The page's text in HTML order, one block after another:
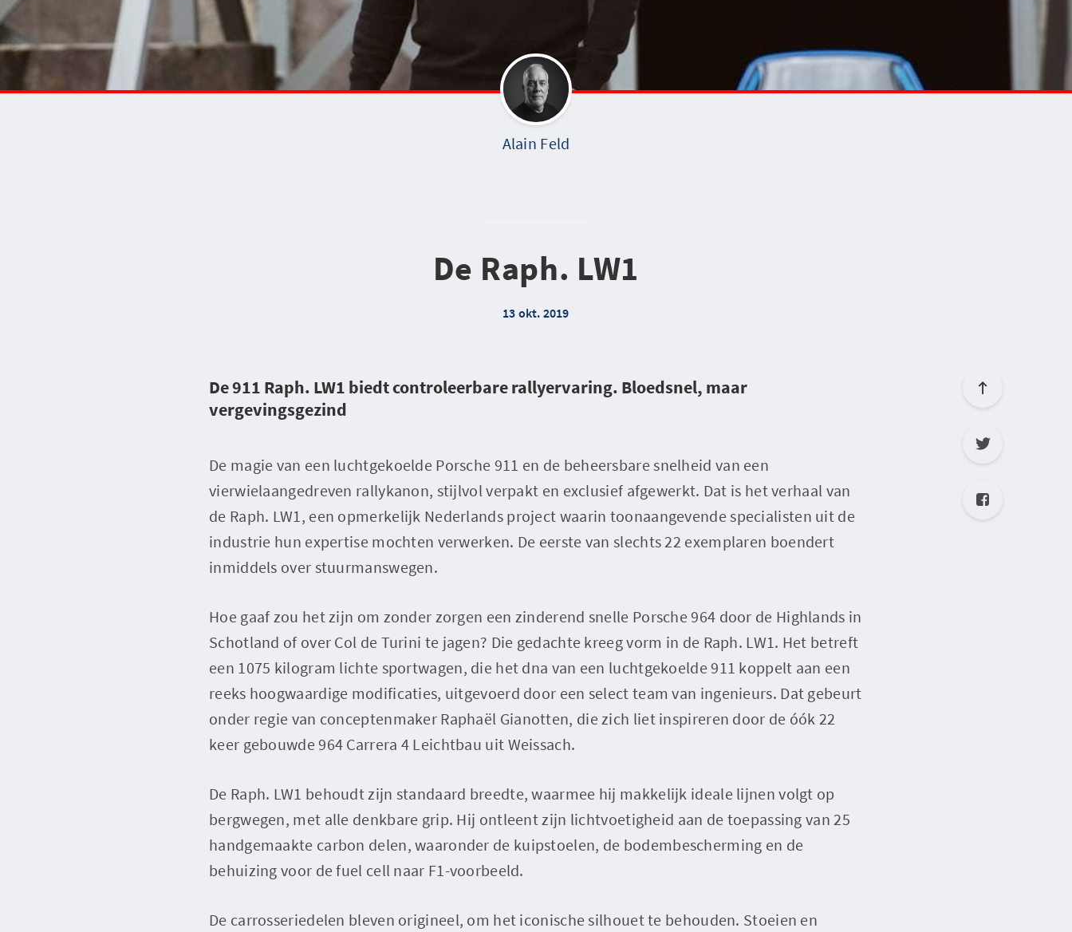
Alain Feld
De Raph. LW1
13 okt. 2019
De 911 Raph. LW1 biedt controleerbare rallyervaring. Bloedsnel, maar
vergevingsgezind
De magie van een luchtgekoelde Porsche 911 en de beheersbare snelheid van een
vierwielaangedreven rallykanon, stijlvol verpakt en exclusief afgewerkt. Dat is het verhaal van
de Raph. LW1, een opmerkelijk Nederlands project waarin toonaangevende specialisten uit de
industrie hun expertise mochten verwerken. De eerste van slechts 22 exemplaren boendert
inmiddels over stuurmanswegen.
Hoe gaaf zou het zijn om zonder zorgen een zinderend snelle Porsche 964 door de Highlands in
Schotland of over Col de Turini te jagen? Die gedachte kreeg vorm in de Raph. LW1. Het betreft
een 1075 kilogram lichte sportwagen, die het dna van een luchtgekoelde 911 koppelt aan een
reeks hoogwaardige modificaties, uitgevoerd door een select team van ingenieurs. Dat gebeurt
onder regie van conceptenmaker Raphaël Gianotten, die zich liet inspireren door de óók 22
keer gebouwde 964 Carrera 4 Leichtbau uit Weissach.
De Raph. LW1 behoudt zijn standaard breedte, waarmee hij makkelijk ideale lijnen volgt op
bergwegen, met alle denkbare grip. Hij ontleent zijn lichtvoetigheid aan de toepassing van 25
handgemaakte carbon delen, waaronder de kuipstoelen, de bodembescherming en de
behuizing voor de fuel cell naar F1-voorbeeld.
De carrosseriedelen bleven origineel, om het iconische silhouet te behouden. Stoeien en